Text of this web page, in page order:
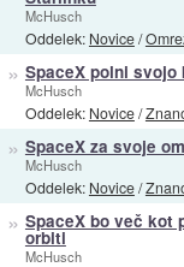
McHusch
Oddelek: Novice/
» SpaceX polni
McHusch
Oddelek: Novice/
» SpaceX za svoje
McHusch
Oddelek: Novice/
» SpaceX bo več
orbiti
McHusch